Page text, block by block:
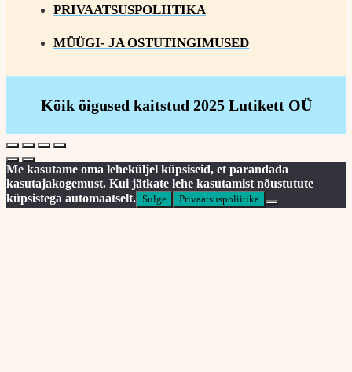
PRIVAATSUSPOLIITIKA
MÜÜGI- JA OSTUTINGIMUSED
Kõik õigused kaitstud 2025 Lutikett OÜ
Me kasutame oma leheküljel küpsiseid, et parandada
kasutajakogemust. Kui jätkate lehe kasutamist nõustutute
küpsistega automaatselt. Sulge Privaatsuspoliitika